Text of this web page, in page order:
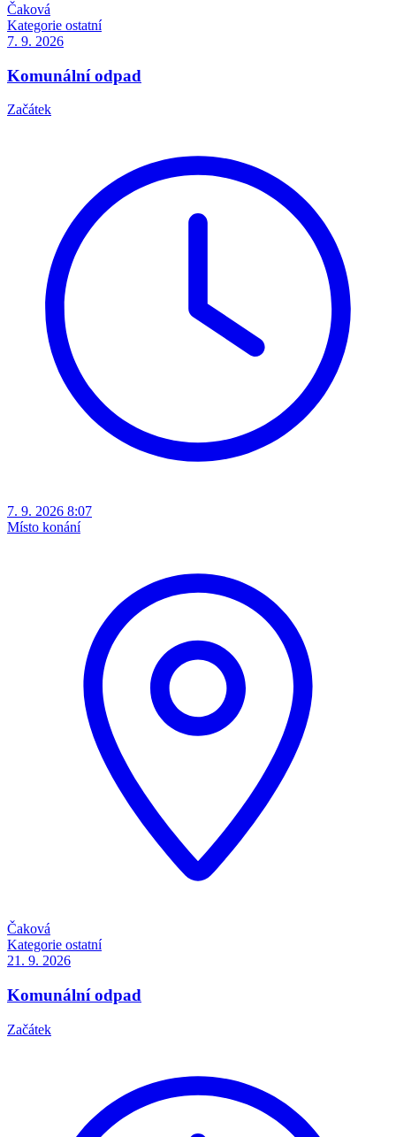
Čaková
Kategorie ostatní
7. 9. 2026
Komunální odpad
Začátek
7. 9. 2026 8:07
Místo konání
Čaková
Kategorie ostatní
21. 9. 2026
Komunální odpad
Začátek